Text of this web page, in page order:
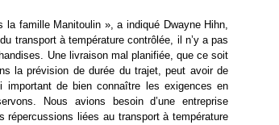
la famille Manitoulin », a indiqué Dwayne Hihn,
transport à température contrôlée, il n’y a pas
Une livraison mal planifiée, que ce soit
la prévision de durée du trajet, peut avoir de
de bien connaître les exigences en
Nous avions besoin d’une entreprise
liées au transport à température